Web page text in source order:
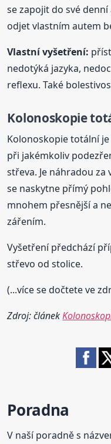
se zapojit do své
odjet vlastním autem
Vlastní vyšetření:
nedotýká jazyka,
reflexu. Také
Kolonoskopie
Kolonoskopie totální
při jakémkoliv
střeva. Je náhradou
se naskytne přímý
mnohem přesnější a
zářením.
Vyšetření předchází
střevo od stolice.
(...více se dočtete ve
Zdroj: článek
Poradna
V naší poradně s